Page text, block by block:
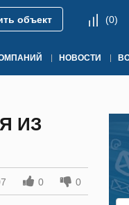
объект (0)
НОВОСТИ
ИЗ
0 0